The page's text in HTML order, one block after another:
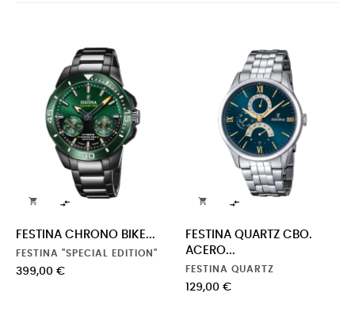
 
FESTINA CHRONO BIKE...
FESTINA "SPECIAL EDITION"
Precio
399,00 €
 
FESTINA QUARTZ CBO.
ACERO...
FESTINA QUARTZ
Precio
129,00 €